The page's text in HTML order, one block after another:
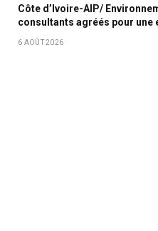
Côte d’Ivoire-AIP/
consultants agréés pour une
6 AOÛT 2026